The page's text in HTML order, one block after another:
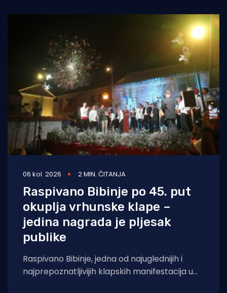
06 kol. 2026 2 MIN. ČITANJA
Raspivano Bibinje po 45. put
okuplja vrhunske klape –
jedina nagrada je pljesak
publike
Raspivano Bibinje, jedna od najuglednijih i
najprepoznatljivijih klapskih manifestacija u